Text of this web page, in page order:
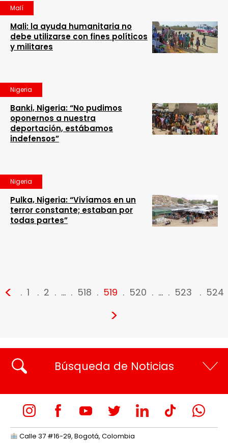
Malí
Mali: la ayuda humanitaria no
debe utilizarse con fines políticos
y militares
Nigeria
Banki, Nigeria: “No pudimos
oponernos a nuestra
deportación, estábamos
indefensos”
Nigeria
Pulka, Nigeria: “Vivíamos en un
terror constante; estaban por
todas partes”
< 1 2 … 518 519 520 … 523 524
>
Búsqueda de Noticias
Calle 37 #16-29, Bogotá, Colombia